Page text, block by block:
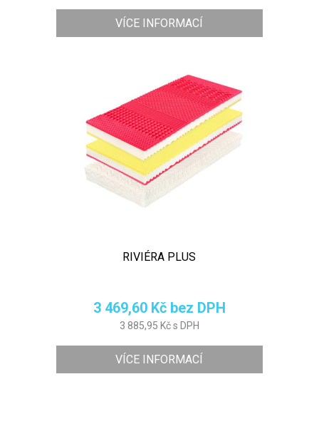
VÍCE INFORMACÍ
RIVIÉRA PLUS
3 469,60 Kč bez DPH
3 885,95 Kč s DPH
VÍCE INFORMACÍ